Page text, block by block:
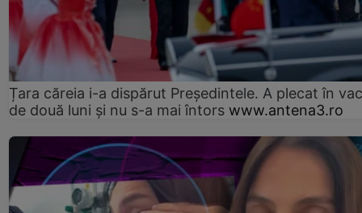
Țara căreia i-a dispărut Președintele. A plecat în
de două luni și nu s-a mai întors www.antena3.ro